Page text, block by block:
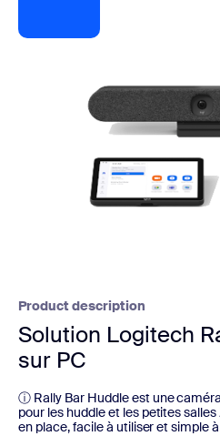
Product description
Solution Logitech
sur PC
ⓘ Rally Bar Huddle est une
pour les huddle et les petites
en place, facile à utiliser et simple